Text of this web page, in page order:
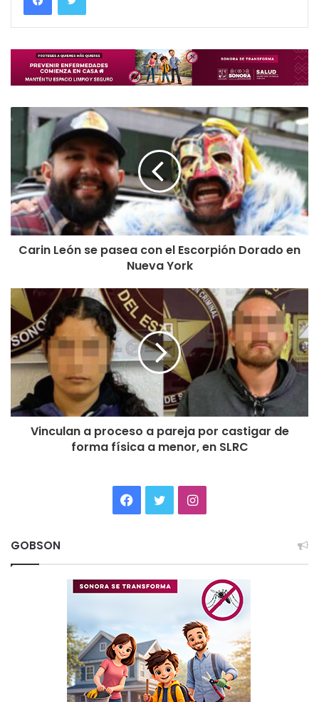
Carin León se pasea con el Escorpión Dorado en
Nueva York
Vinculan a proceso a pareja por castigar de
forma física a menor, en SLRC
Facebook
TwitterInstagram
GOBSON